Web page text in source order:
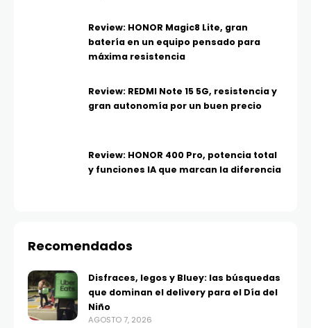
Review: HONOR Magic8 Lite, gran
batería en un equipo pensado para
máxima resistencia
Review: REDMI Note 15 5G, resistencia y
gran autonomía por un buen precio
Review: HONOR 400 Pro, potencia total
y funciones IA que marcan la diferencia
Recomendados
Disfraces, legos y Bluey: las búsquedas
que dominan el delivery para el Día del
Niño
AGOSTO 7, 2026